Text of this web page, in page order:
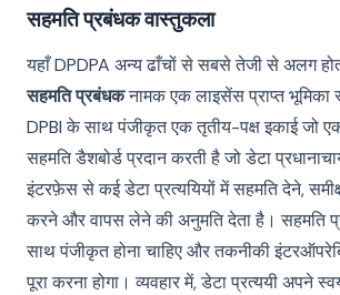
सहमति प्रबंधक वास्तुकला
यहाँ DPDPA अन्य ढाँचों से सबसे तेजी से अलग
सहमति प्रबंधकनामक एक लाइसेंस प्राप्त भूमिका
DPBI के साथ पंजीकृत एक तृतीय-पक्ष इकाई जो
सहमति डैशबोर्ड प्रदान करती है जो डेटा
इंटरफ़ेस से कई डेटा प्रत्ययियों में सहमति देने,
करने और वापस लेने की अनुमति देता है। सहमति
साथ पंजीकृत होना चाहिए और तकनीकी
पूरा करना होगा। व्यवहार में, डेटा प्रत्ययी अपने